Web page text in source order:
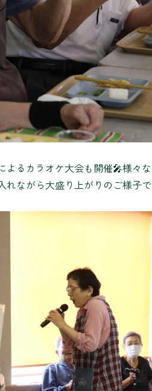
るカラオケ大会も開催🎤様々
れながら大盛り上がりのご様子